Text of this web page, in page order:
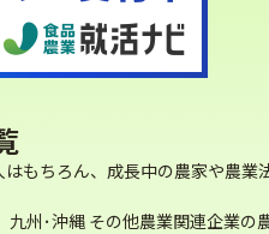
もちろん、成長中の農家や農業
州･沖縄 その他農業関連企業の